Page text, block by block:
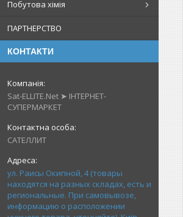
Побутова хімія
ПАРТНЕРСТВО
КОНТАКТИ
Sat-ELLITE.Net ➤ ІНТЕРНЕТ-
СУПЕРМАРКЕТ
САТЕЛЛИТ
ул. Раисы Окипной, 4 (товары
находятся на разных складах, есть и
региональные. При самовывозе,
информацию о расположении